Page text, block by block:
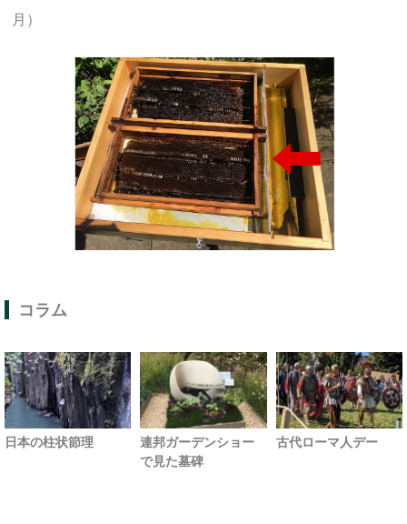
月）
コラム
日本の柱状節理
連邦ガーデンショー
で見た墓碑
古代ローマ人デー